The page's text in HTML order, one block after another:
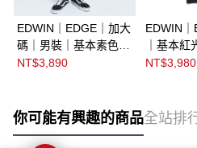
EDWIN｜EDGE｜加大
碼｜男裝｜基本素色窄
管丹寧直筒褲
NT$3,890
EDWIN
｜基本紅
筒褲
NT$3,980
你可能有興趣的商品全站排